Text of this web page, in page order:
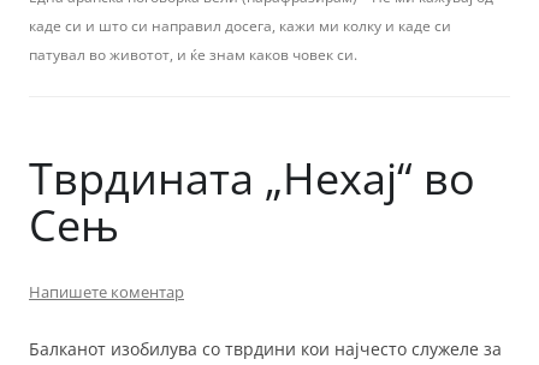
каде си и што си направил досега, кажи ми колку и каде си
патувал во животот, и ќе знам каков човек си.
Тврдината „Нехај“ во
Сењ
Напишете коментар
Балканот изобилува со тврдини кои најчесто служеле за